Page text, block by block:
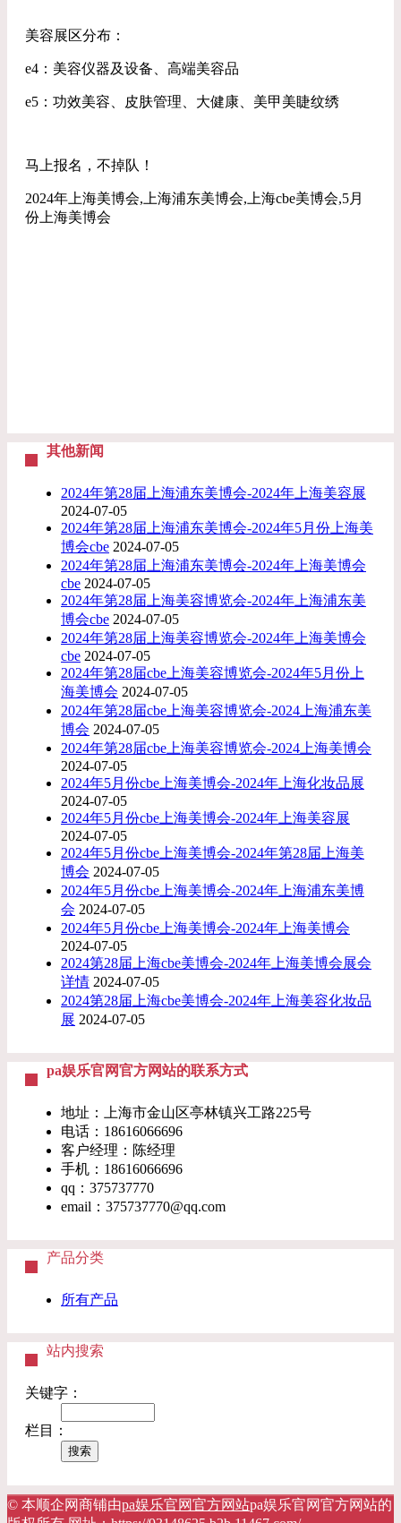
美容展区分布：
e4：美容仪器及设备、高端美容品
e5：功效美容、皮肤管理、大健康、美甲美睫纹绣
马上报名，不掉队！
2024年上海美博会,上海浦东美博会,上海cbe美博会,5月
份上海美博会
其他新闻
2024年第28届上海浦东美博会-2024年上海美容展
2024-07-05
2024年第28届上海浦东美博会-2024年5月份上海美
博会cbe 2024-07-05
2024年第28届上海浦东美博会-2024年上海美博会
cbe 2024-07-05
2024年第28届上海美容博览会-2024年上海浦东美
博会cbe 2024-07-05
2024年第28届上海美容博览会-2024年上海美博会
cbe 2024-07-05
2024年第28届cbe上海美容博览会-2024年5月份上
海美博会 2024-07-05
2024年第28届cbe上海美容博览会-2024上海浦东美
博会 2024-07-05
2024年第28届cbe上海美容博览会-2024上海美博会
2024-07-05
2024年5月份cbe上海美博会-2024年上海化妆品展
2024-07-05
2024年5月份cbe上海美博会-2024年上海美容展
2024-07-05
2024年5月份cbe上海美博会-2024年第28届上海美
博会 2024-07-05
2024年5月份cbe上海美博会-2024年上海浦东美博
会 2024-07-05
2024年5月份cbe上海美博会-2024年上海美博会
2024-07-05
2024第28届上海cbe美博会-2024年上海美博会展会
详情 2024-07-05
2024第28届上海cbe美博会-2024年上海美容化妆品
展 2024-07-05
pa娱乐官网官方网站的联系方式
地址：上海市金山区亭林镇兴工路225号
电话：18616066696
客户经理：陈经理
手机：18616066696
qq：375737770
email： 375737770@qq.com
产品分类
所有产品
站内搜索
关键字：
栏目：
© 本顺企网商铺由pa娱乐官网官方网站pa娱乐官网官方网站的